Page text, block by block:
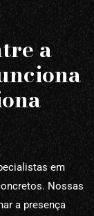
a
em
Nossas
a presença